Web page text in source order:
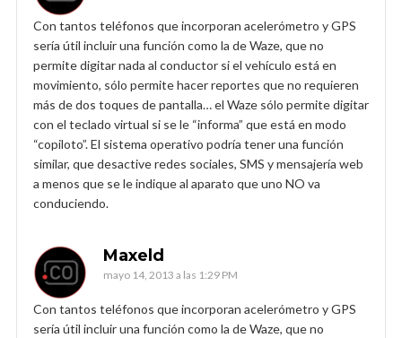
Con tantos teléfonos que incorporan acelerómetro y GPS
sería útil incluir una función como la de Waze, que no
permite digitar nada al conductor si el vehículo está en
movimiento, sólo permite hacer reportes que no requieren
más de dos toques de pantalla… el Waze sólo permite digitar
con el teclado virtual si se le “informa” que está en modo
“copiloto”. El sistema operativo podría tener una función
similar, que desactive redes sociales, SMS y mensajería web
a menos que se le indique al aparato que uno NO va
conduciendo.
Maxeld
mayo 14, 2013 a las 1:29 PM
Con tantos teléfonos que incorporan acelerómetro y GPS
sería útil incluir una función como la de Waze, que no